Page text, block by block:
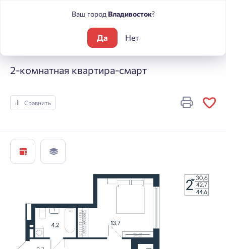
ЮГ на Беляева
2-комнатная квартира-смарт
Сравнить
Ваш город Владивосток?
Да Нет